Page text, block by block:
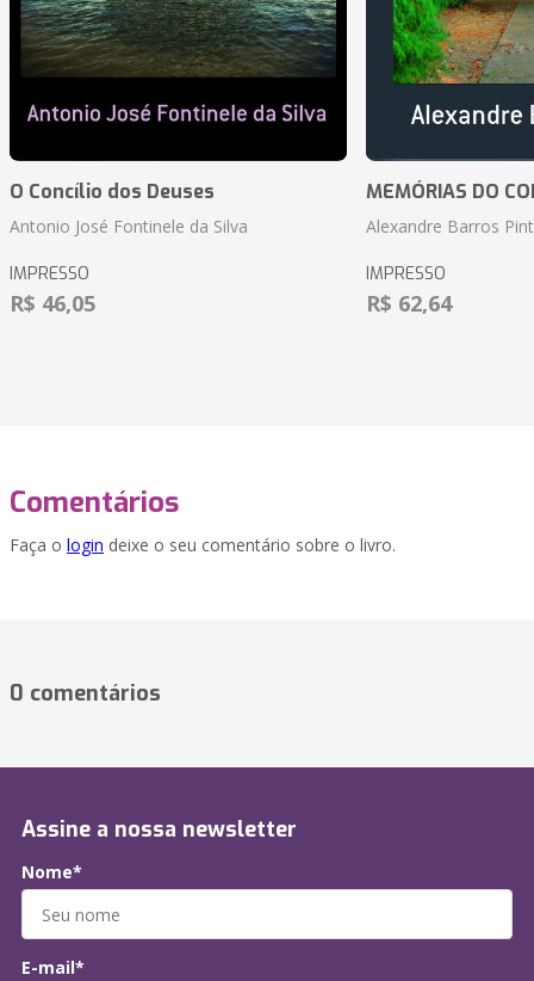
O Concílio dos Deuses
Antonio José Fontinele da Silva
IMPRESSO
R$ 46,05
MEMÓRIAS DO
Alexandre Barros
IMPRESSO
R$ 62,64
Comentários
Faça o login deixe o seu comentário sobre o livro.
0 comentários
Assine a nossa newsletter
Nome*
E-mail*